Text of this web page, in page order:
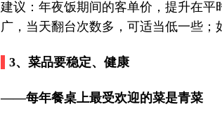
建议：年夜饭期间的客单价，提升在平
广，当天翻台次数多，可适当低一些；
3、菜品要稳定、健康
——每年餐桌上最受欢迎的菜是青菜